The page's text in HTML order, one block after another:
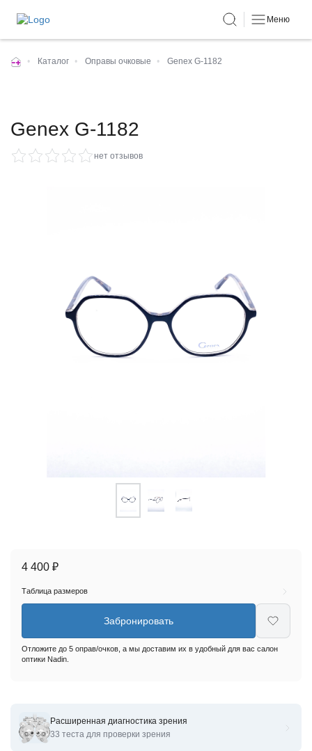
Меню
• Каталог • Оправы очковые • Genex G-1182
Genex G-1182
нет отзывов
Оправы для очков корригирующих Genex G-1182
4 400 ₽
Таблица размеров
Забронировать
Отложите до 5 оправ/очков, а мы доставим их в удобный для вас салон
оптики Nadin.
Расширенная диагностика зрения
33 теста для проверки зрения